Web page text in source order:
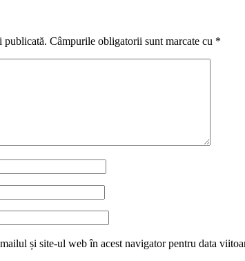
publicată. Câmpurile obligatorii sunt marcate cu *
și site-ul web în acest navigator pentru data